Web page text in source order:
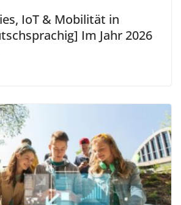
IoT & Mobilität in
Im Jahr 2026